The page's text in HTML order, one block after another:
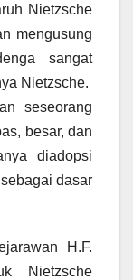
Nietzsche
mengusung
sangat
Nietzsche.
seseorang
besar, dan
diadopsi
dasar
H.F.
Nietzsche